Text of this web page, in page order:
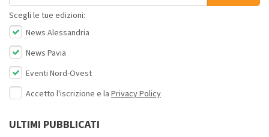
Scegli le tue edizioni:
News Alessandria
News Pavia
Eventi Nord-Ovest
Accetto l'iscrizione e la Privacy Policy
ULTIMI PUBBLICATI